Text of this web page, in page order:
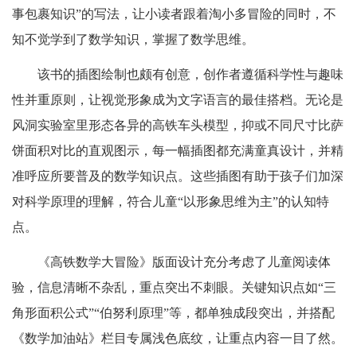
事包裹知识”的写法，让小读者跟着淘小多冒险的同时，不
知不觉学到了数学知识，掌握了数学思维。
该书的插图绘制也颇有创意，创作者遵循科学性与趣味
性并重原则，让视觉形象成为文字语言的最佳搭档。无论是
风洞实验室里形态各异的高铁车头模型，抑或不同尺寸比萨
饼面积对比的直观图示，每一幅插图都充满童真设计，并精
准呼应所要普及的数学知识点。这些插图有助于孩子们加深
对科学原理的理解，符合儿童“以形象思维为主”的认知特
点。
《高铁数学大冒险》版面设计充分考虑了儿童阅读体
验，信息清晰不杂乱，重点突出不刺眼。关键知识点如“三
角形面积公式”“伯努利原理”等，都单独成段突出，并搭配
《数学加油站》栏目专属浅色底纹，让重点内容一目了然。